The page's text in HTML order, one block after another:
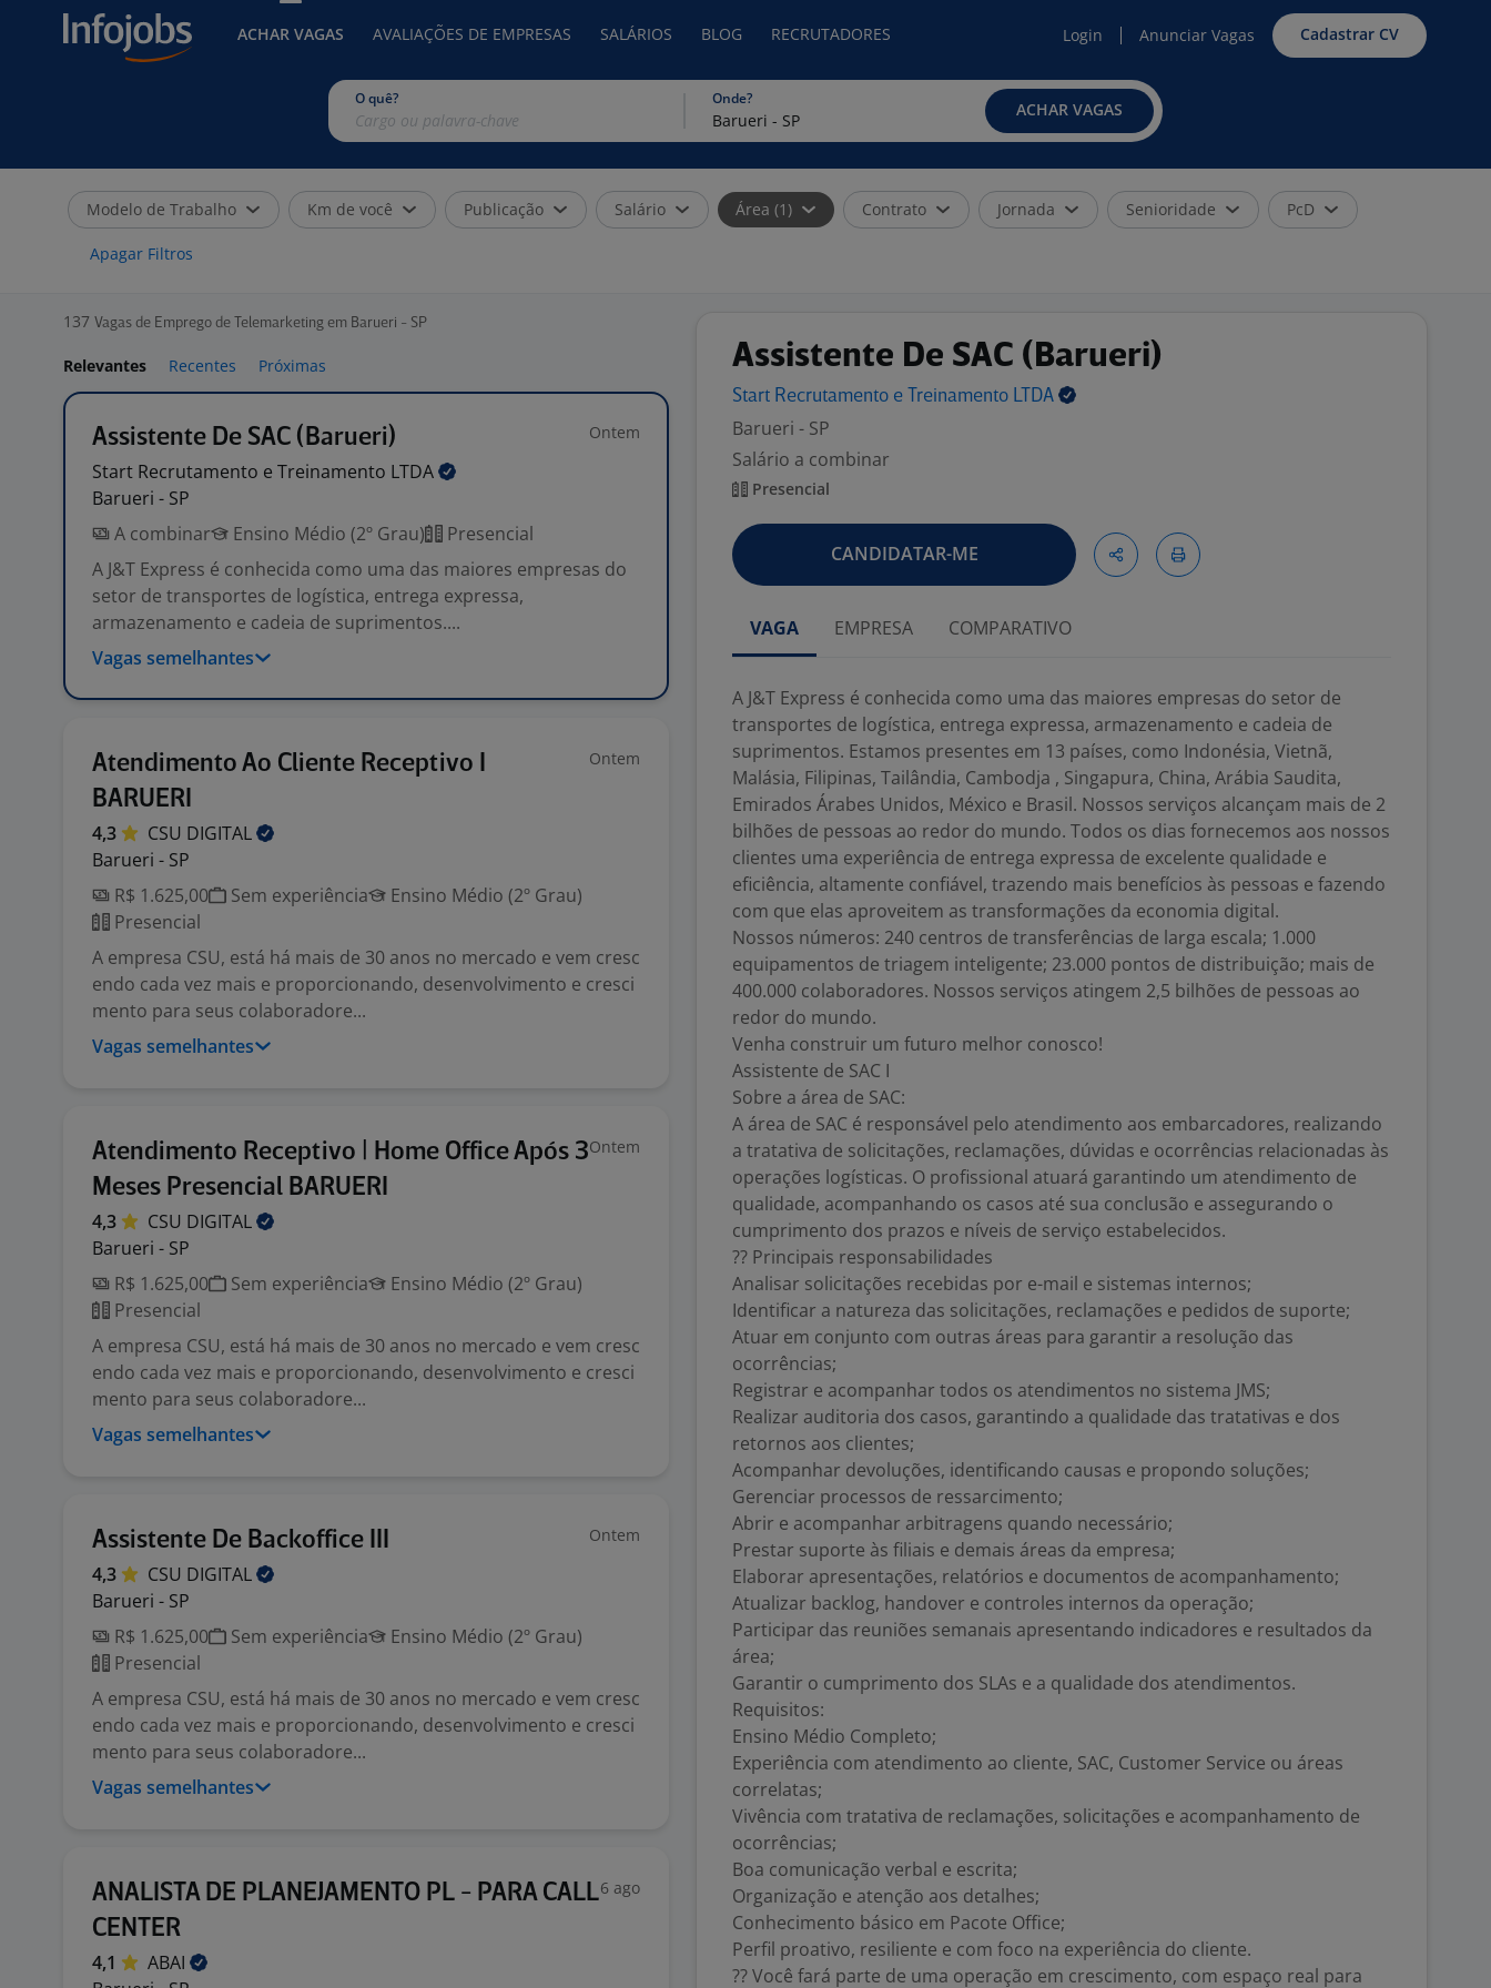
ACHAR VAGAS AVALIAÇÕES DE EMPRESAS SALÁRIOS BLOG RECRUTADORES Login Anunciar Vagas Cadastrar CV
O quê? Onde?
ACHAR VAGAS
Modelo de Trabalho Km de você Publicação Salário Área (1) Contrato Jornada Senioridade PcD
Apagar Filtros
137 Vagas de Emprego de Telemarketing em Barueri - SP
Relevantes Recentes Próximas
Assistente De SAC (Barueri) Ontem
Start Recrutamento e Treinamento LTDA
Barueri - SP
A combinar
Ensino Médio (2º Grau)
Presencial
A J&T Express é conhecida como uma das maiores empresas do
setor de transportes de logística, entrega expressa,
armazenamento e cadeia de suprimentos....
Vagas semelhantes
Atendimento Ao Cliente Receptivo I
BARUERI
Ontem
4,3 CSU DIGITAL
Barueri - SP
R$ 1.625,00
Sem experiência
Ensino Médio (2º Grau)
Presencial
A empresa CSU, está há mais de 30 anos no mercado e vem cresc
endo cada vez mais e proporcionando, desenvolvimento e cresci
mento para seus colaboradore...
Vagas semelhantes
Atendimento Receptivo | Home Office Após 3
Meses Presencial BARUERI
Ontem
4,3 CSU DIGITAL
Barueri - SP
R$ 1.625,00
Sem experiência
Ensino Médio (2º Grau)
Presencial
A empresa CSU, está há mais de 30 anos no mercado e vem cresc
endo cada vez mais e proporcionando, desenvolvimento e cresci
mento para seus colaboradore...
Vagas semelhantes
Assistente De Backoffice III Ontem
4,3 CSU DIGITAL
Barueri - SP
R$ 1.625,00
Sem experiência
Ensino Médio (2º Grau)
Presencial
A empresa CSU, está há mais de 30 anos no mercado e vem cresc
endo cada vez mais e proporcionando, desenvolvimento e cresci
mento para seus colaboradore...
Vagas semelhantes
ANALISTA DE PLANEJAMENTO PL - PARA CALL
CENTER
6 ago
4,1
ABAI
Assistente De SAC (Barueri)
Start Recrutamento e Treinamento LTDA
Barueri - SP
Salário a combinar
Presencial
CANDIDATAR-ME
VAGA EMPRESA COMPARATIVO
A J&T Express é conhecida como uma das maiores empresas do setor de
transportes de logística, entrega expressa, armazenamento e cadeia de
suprimentos. Estamos presentes em 13 países, como Indonésia, Vietnã,
Malásia, Filipinas, Tailândia, Cambodja , Singapura, China, Arábia Saudita,
Emirados Árabes Unidos, México e Brasil. Nossos serviços alcançam mais de 2
bilhões de pessoas ao redor do mundo. Todos os dias fornecemos aos nossos
clientes uma experiência de entrega expressa de excelente qualidade e
eficiência, altamente confiável, trazendo mais benefícios às pessoas e fazendo
com que elas aproveitem as transformações da economia digital.
Nossos números: 240 centros de transferências de larga escala; 1.000
equipamentos de triagem inteligente; 23.000 pontos de distribuição; mais de
400.000 colaboradores. Nossos serviços atingem 2,5 bilhões de pessoas ao
redor do mundo.
Venha construir um futuro melhor conosco!
Assistente de SAC I
Sobre a área de SAC:
A área de SAC é responsável pelo atendimento aos embarcadores, realizando
a tratativa de solicitações, reclamações, dúvidas e ocorrências relacionadas às
operações logísticas. O profissional atuará garantindo um atendimento de
qualidade, acompanhando os casos até sua conclusão e assegurando o
cumprimento dos prazos e níveis de serviço estabelecidos.
?? Principais responsabilidades
Analisar solicitações recebidas por e-mail e sistemas internos;
Identificar a natureza das solicitações, reclamações e pedidos de suporte;
Atuar em conjunto com outras áreas para garantir a resolução das
ocorrências;
Registrar e acompanhar todos os atendimentos no sistema JMS;
Realizar auditoria dos casos, garantindo a qualidade das tratativas e dos
retornos aos clientes;
Acompanhar devoluções, identificando causas e propondo soluções;
Gerenciar processos de ressarcimento;
Abrir e acompanhar arbitragens quando necessário;
Prestar suporte às filiais e demais áreas da empresa;
Elaborar apresentações, relatórios e documentos de acompanhamento;
Atualizar backlog, handover e controles internos da operação;
Participar das reuniões semanais apresentando indicadores e resultados da
área;
Garantir o cumprimento dos SLAs e a qualidade dos atendimentos.
Requisitos:
Ensino Médio Completo;
Experiência com atendimento ao cliente, SAC, Customer Service ou áreas
correlatas;
Vivência com tratativa de reclamações, solicitações e acompanhamento de
ocorrências;
Boa comunicação verbal e escrita;
Organização e atenção aos detalhes;
Conhecimento básico em Pacote Office;
Perfil proativo, resiliente e com foco na experiência do cliente.
?? Você fará parte de uma operação em crescimento, com espaço real para